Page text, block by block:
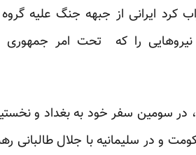
کرد ایرانی از جبهه جنگ علیه
نیروهایی را که تحت امر جمهوری
در سومین سفر خود به بغداد و
و در سلیمانیه با جلال طالبانی